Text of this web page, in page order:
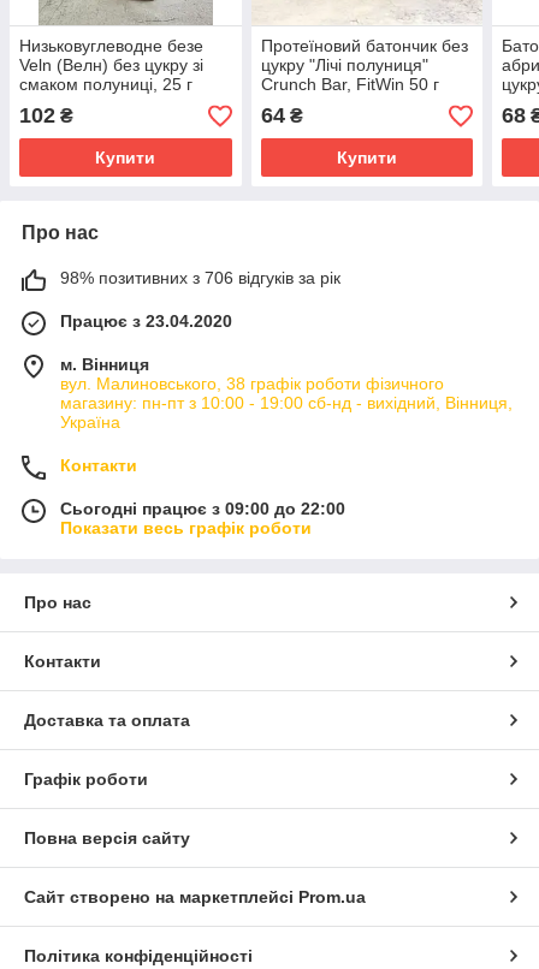
Низьковуглеводне безе
Veln (Велн) без цукру зі
смаком полуниці, 25 г
102 ₴
Купити
Протеїновий батончик без
цукру "Лічі полуниця"
Crunch Bar, FitWin 50 г
64₴
Купити
68
Про нас
98% позитивних з 706 відгуків за рік
Працює з 23.04.2020
м. Вінниця
вул. Малиновського, 38 графік роботи фізичного
магазину: пн-пт з 10:00 - 19:00 сб-нд - вихідний, Вінниця,
Україна
Контакти
Сьогодні працює з 09:00 до 22:00
Показати весь графік роботи
Про нас
Контакти
Доставка та оплата
Графік роботи
Повна версія сайту
Сайт створено на маркетплейсі Prom.ua
Політика конфіденційності